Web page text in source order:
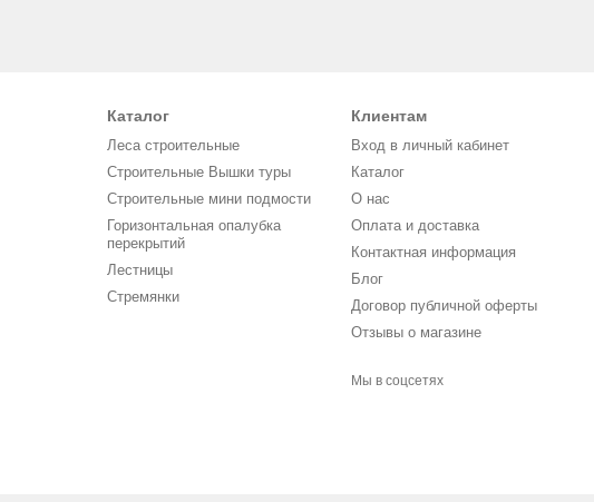
Каталог
Леса строительные
Строительные Вышки туры
Строительные мини подмости
Горизонтальная опалубка
перекрытий
Лестницы
Стремянки
Клиентам
Вход в личный кабинет
Каталог
О нас
Оплата и доставка
Контактная информация
Блог
Договор публичной оферты
Отзывы о магазине
Мы в соцсетях